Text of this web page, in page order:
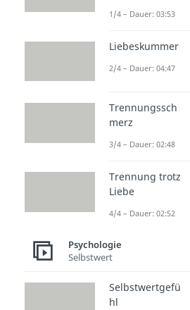
1/4 – Dauer: 03:53
Liebeskummer
2/4 – Dauer: 04:47
Trennungssch
merz
3/4 – Dauer: 02:48
Trennung trotz
Liebe
4/4 – Dauer: 02:52
Psychologie
Selbstwert
Selbstwertgefü
hl